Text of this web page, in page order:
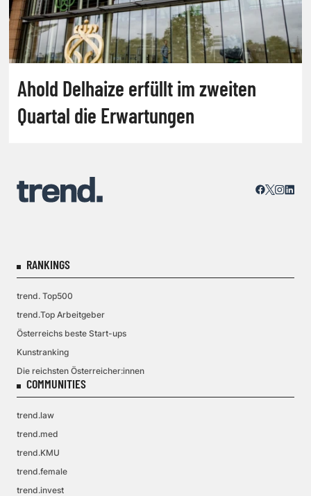
Ahold Delhaize erfüllt im zweiten
Quartal die Erwartungen
RANKINGS
trend. Top500
trend.Top Arbeitgeber
Österreichs beste Start-ups
Kunstranking
Die reichsten Österreicher:innen
COMMUNITIES
trend.law
trend.med
trend.KMU
trend.female
trend.invest